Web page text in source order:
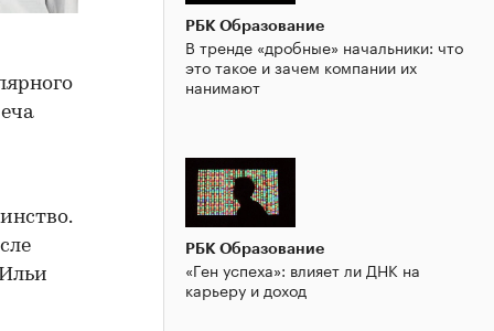
РБК Образование
В тренде «дробные» начальники: что
это такое и зачем компании их
нанимают
РБК Образование
«Ген успеха»: влияет ли ДНК на
карьеру и доход